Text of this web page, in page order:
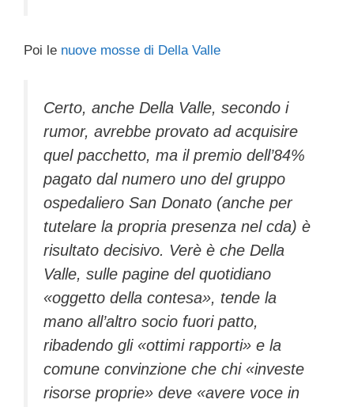
Poi le nuove mosse di Della Valle
Certo, anche Della Valle, secondo i
rumor, avrebbe provato ad acquisire
quel pacchetto, ma il premio dell’84%
pagato dal numero uno del gruppo
ospedaliero San Donato (anche per
tutelare la propria presenza nel cda) è
risultato decisivo. Verè è che Della
Valle, sulle pagine del quotidiano
«oggetto della contesa», tende la
mano all’altro socio fuori patto,
ribadendo gli «ottimi rapporti» e la
comune convinzione che chi «investe
risorse proprie» deve «avere voce in